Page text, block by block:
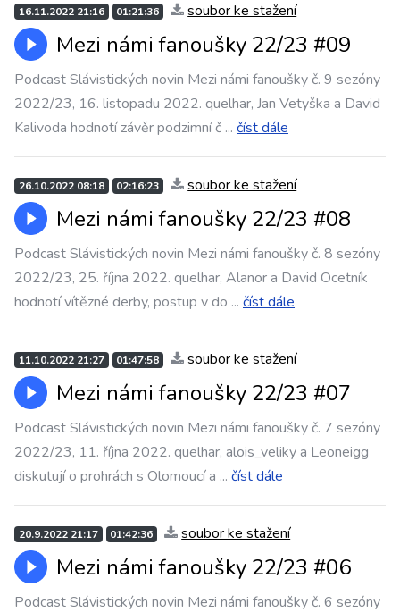
16.11.2022 21:16 01:21:36 soubor ke stažení
Mezi námi fanoušky 22/23 #09
Podcast Slávistických novin Mezi námi fanoušky č. 9 sezóny
2022/23, 16. listopadu 2022. quelhar, Jan Vetyška a David
Kalivoda hodnotí závěr podzimní č ... číst dále
26.10.2022 08:18 02:16:23 soubor ke stažení
Mezi námi fanoušky 22/23 #08
Podcast Slávistických novin Mezi námi fanoušky č. 8 sezóny
2022/23, 25. října 2022. quelhar, Alanor a David Ocetník
hodnotí vítězné derby, postup v do ... číst dále
11.10.2022 21:27 01:47:58 soubor ke stažení
Mezi námi fanoušky 22/23 #07
Podcast Slávistických novin Mezi námi fanoušky č. 7 sezóny
2022/23, 11. října 2022. quelhar, alois_veliky a Leoneigg
diskutují o prohrách s Olomoucí a ... číst dále
20.9.2022 21:17 01:42:36 soubor ke stažení
Mezi námi fanoušky 22/23 #06
Podcast Slávistických novin Mezi námi fanoušky č. 6 sezóny